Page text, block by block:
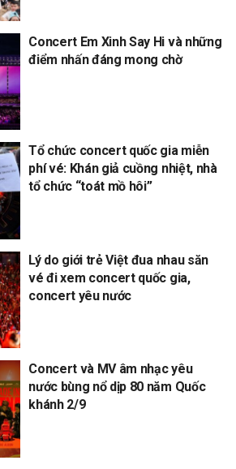
Concert Em Xinh Say Hi và những
điểm nhấn đáng mong chờ
Tổ chức concert quốc gia miễn
phí vé: Khán giả cuồng nhiệt, nhà
tổ chức “toát mồ hôi”
Lý do giới trẻ Việt đua nhau săn
vé đi xem concert quốc gia,
concert yêu nước
Concert và MV âm nhạc yêu
nước bùng nổ dịp 80 năm Quốc
khánh 2/9